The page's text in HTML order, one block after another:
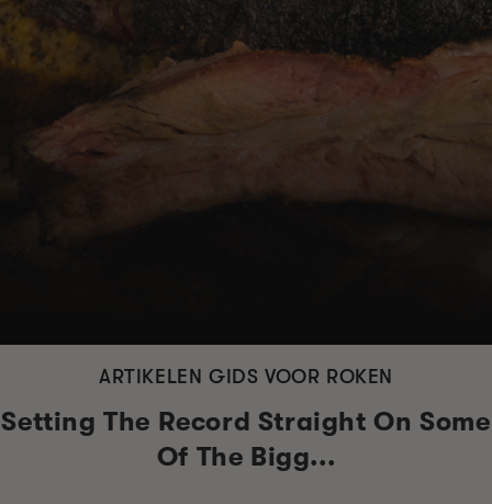
ARTIKELEN GIDS VOOR ROKEN
Setting The Record Straight On Some
Of The Bigg...